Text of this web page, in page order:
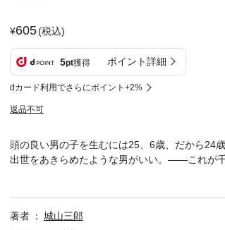
605(税込)
5pt獲得 ポイント詳細
dカード利用でさらにポイント+2%
返品不可
頭の良い男の子を生むには25、6歳、だから24
出世をあきらめたような男がいい。——これが
階だった。あらゆるものを犠牲にして計画を実
著者
城山三郎